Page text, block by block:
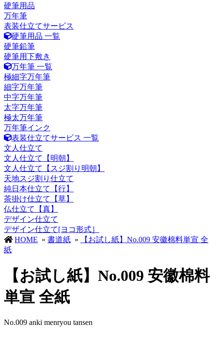
硬筆用品
万年筆
表装仕立てサービス
硬筆用品 一覧
硬筆鉛筆
硬筆用下敷き
万年筆 一覧
極細字万年筆
細字万年筆
中字万年筆
太字万年筆
極太万年筆
万年筆インク
表装仕立てサービス 一覧
文人仕立て
文人仕立て【明朝】
文人仕立て【スジ割り明朝】
天地スジ割り仕立て
純日本仕立て【行】
茶掛け仕立て【草】
仏仕立て【真】
デザイン仕立て
デザイン仕立て[ヨコ形式］
HOME » 書道紙 »
【お試し紙】No.009 安徽棉料単宣 全
紙
【お試し紙】No.009 安徽棉料
単宣 全紙
No.009 anki menryou tansen